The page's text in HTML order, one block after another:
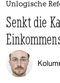
Unlogische
Senkt die